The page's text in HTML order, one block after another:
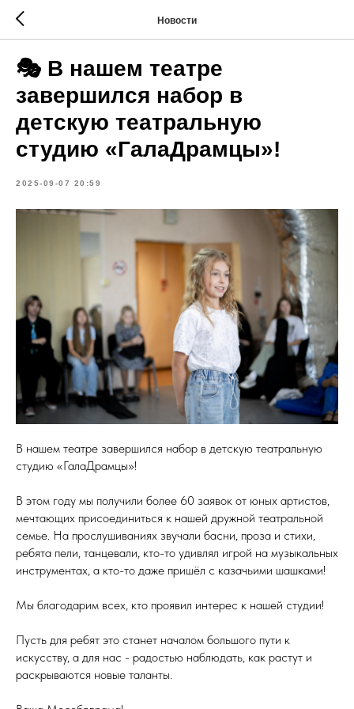
Новости
🎭 В нашем театре
завершился набор в
детскую театральную
студию «ГалаДрамцы»!
2025-09-07 20:59
В нашем театре завершился набор в детскую театральную
студию «ГалаДрамцы»!
В этом году мы получили более 60 заявок от юных артистов,
мечтающих присоединиться к нашей дружной театральной
семье. На прослушиваниях звучали басни, проза и стихи,
ребята пели, танцевали, кто-то удивлял игрой на музыкальных
инструментах, а кто-то даже пришёл с казачьими шашками!
Мы благодарим всех, кто проявил интерес к нашей студии!
Пусть для ребят это станет началом большого пути к
искусству, а для нас - радостью наблюдать, как растут и
раскрываются новые таланты.